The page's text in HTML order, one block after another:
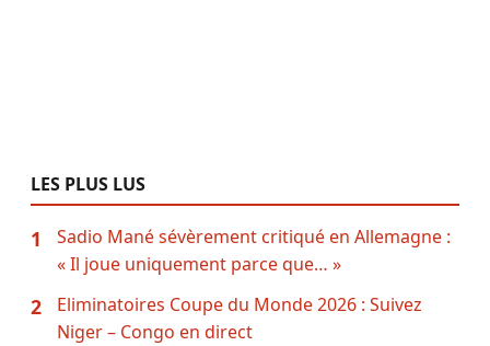
LES PLUS LUS
1
Sadio Mané sévèrement critiqué en Allemagne :
« Il joue uniquement parce que… »
2
Eliminatoires Coupe du Monde 2026 : Suivez
Niger – Congo en direct